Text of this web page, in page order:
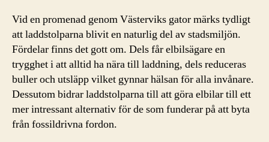
Vid en promenad genom Västerviks gator märks tydligt
att laddstolparna blivit en naturlig del av stadsmiljön.
Fördelar finns det gott om. Dels får elbilsägare en
trygghet i att alltid ha nära till laddning, dels reduceras
buller och utsläpp vilket gynnar hälsan för alla invånare.
Dessutom bidrar laddstolparna till att göra elbilar till ett
mer intressant alternativ för de som funderar på att byta
från fossildrivna fordon.